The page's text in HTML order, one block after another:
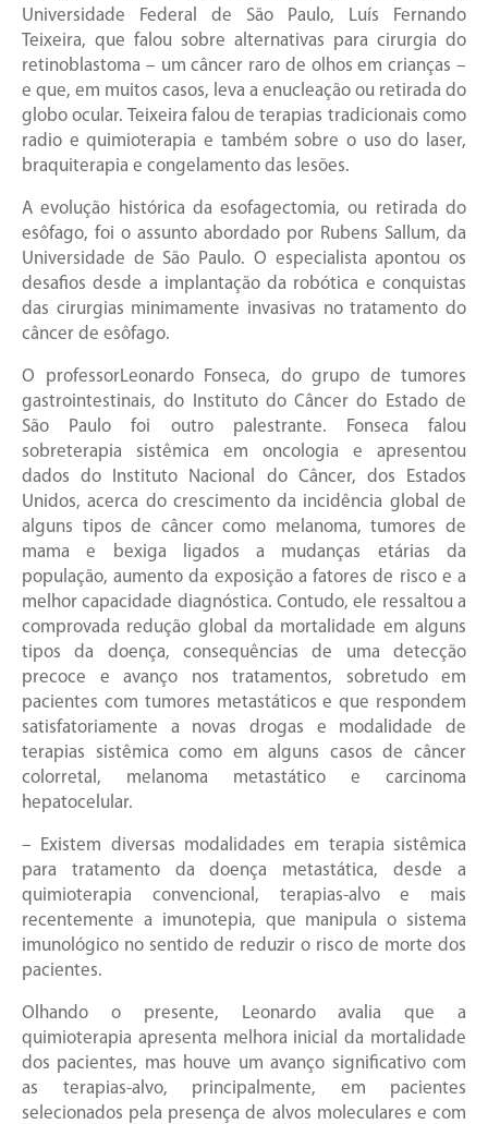
Universidade Federal de São Paulo, Luís Fernando
Teixeira, que falou sobre alternativas para cirurgia do
retinoblastoma – um câncer raro de olhos em crianças –
e que, em muitos casos, leva a enucleação ou retirada do
globo ocular. Teixeira falou de terapias tradicionais como
radio e quimioterapia e também sobre o uso do laser,
braquiterapia e congelamento das lesões.
A evolução histórica da esofagectomia, ou retirada do
esôfago, foi o assunto abordado por Rubens Sallum, da
Universidade de São Paulo. O especialista apontou os
desafios desde a implantação da robótica e conquistas
das cirurgias minimamente invasivas no tratamento do
câncer de esôfago.
O professorLeonardo Fonseca, do grupo de tumores
gastrointestinais, do Instituto do Câncer do Estado de
São Paulo foi outro palestrante. Fonseca falou
sobreterapia sistêmica em oncologia e apresentou
dados do Instituto Nacional do Câncer, dos Estados
Unidos, acerca do crescimento da incidência global de
alguns tipos de câncer como melanoma, tumores de
mama e bexiga ligados a mudanças etárias da
população, aumento da exposição a fatores de risco e a
melhor capacidade diagnóstica. Contudo, ele ressaltou a
comprovada redução global da mortalidade em alguns
tipos da doença, consequências de uma detecção
precoce e avanço nos tratamentos, sobretudo em
pacientes com tumores metastáticos e que respondem
satisfatoriamente a novas drogas e modalidade de
terapias sistêmica como em alguns casos de câncer
colorretal, melanoma metastático e carcinoma
hepatocelular.
– Existem diversas modalidades em terapia sistêmica
para tratamento da doença metastática, desde a
quimioterapia convencional, terapias-alvo e mais
recentemente a imunotepia, que manipula o sistema
imunológico no sentido de reduzir o risco de morte dos
pacientes.
Olhando o presente, Leonardo avalia que a
quimioterapia apresenta melhora inicial da mortalidade
dos pacientes, mas houve um avanço significativo com
as terapias-alvo, principalmente, em pacientes
selecionados pela presença de alvos moleculares e com